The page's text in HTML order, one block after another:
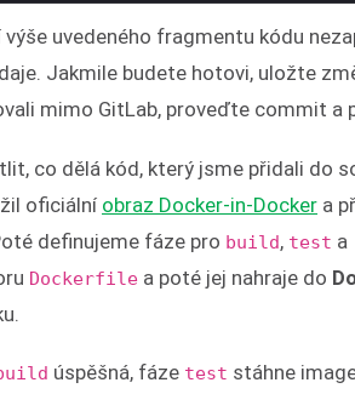
výše uvedeného fragmentu kódu
Jakmile budete hotovi, uložte
mimo GitLab, proveďte commit a
co dělá kód, který jsme přidali do
oficiální obraz Docker-in-Docker a
definujeme fáze pro build, test a
Dockerfile a poté jej nahraje do
úspěšná, fáze test stáhne